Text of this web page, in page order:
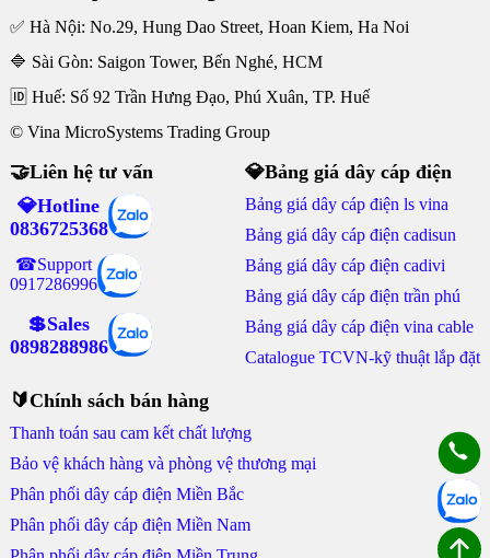
✅ Hà Nội: No.29, Hung Dao Street, Hoan Kiem, Ha Noi
🔷 Sài Gòn: Saigon Tower, Bến Nghé, HCM
🆔 Huế: Số 92 Trần Hưng Đạo, Phú Xuân, TP. Huế
© Vina MicroSystems Trading Group
🤝Liên hệ tư vấn
💎Hotline
0836725368
☎Support
0917286996
💲Sales
0898288986
💎Bảng giá dây cáp điện
Bảng giá dây cáp điện ls vina
Bảng giá dây cáp điện cadisun
Bảng giá dây cáp điện cadivi
Bảng giá dây cáp điện trần phú
Bảng giá dây cáp điện vina cable
Catalogue TCVN-kỹ thuật lắp đặt
🔰Chính sách bán hàng
Thanh toán sau cam kết chất lượng
Bảo vệ khách hàng và phòng vệ thương mại
Phân phối dây cáp điện Miền Bắc
Phân phối dây cáp điện Miền Nam